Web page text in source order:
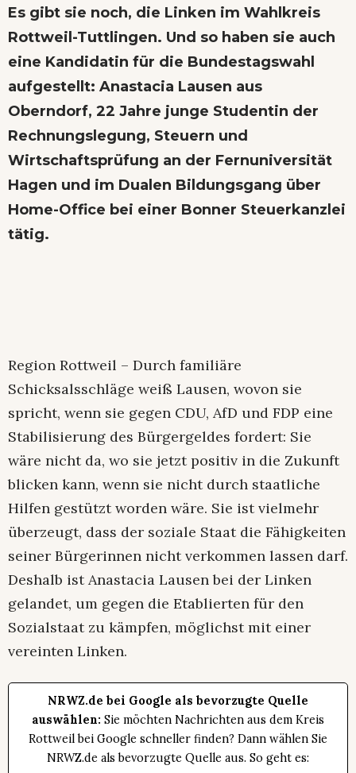
Es gibt sie noch, die Linken im Wahlkreis
Rottweil-Tuttlingen. Und so haben sie auch
eine Kandidatin für die Bundestagswahl
aufgestellt: Anastacia Lausen aus
Oberndorf, 22 Jahre junge Studentin der
Rechnungslegung, Steuern und
Wirtschaftsprüfung an der Fernuniversität
Hagen und im Dualen Bildungsgang über
Home-Office bei einer Bonner Steuerkanzlei
tätig.
Region Rottweil – Durch familiäre
Schicksalsschläge weiß Lausen, wovon sie
spricht, wenn sie gegen CDU, AfD und FDP eine
Stabilisierung des Bürgergeldes fordert: Sie
wäre nicht da, wo sie jetzt positiv in die Zukunft
blicken kann, wenn sie nicht durch staatliche
Hilfen gestützt worden wäre. Sie ist vielmehr
überzeugt, dass der soziale Staat die Fähigkeiten
seiner Bürgerinnen nicht verkommen lassen darf.
Deshalb ist Anastacia Lausen bei der Linken
gelandet, um gegen die Etablierten für den
Sozialstaat zu kämpfen, möglichst mit einer
vereinten Linken.
NRWZ.de bei Google als bevorzugte Quelle
auswählen: Sie möchten Nachrichten aus dem Kreis
Rottweil bei Google schneller finden? Dann wählen Sie
NRWZ.de als bevorzugte Quelle aus. So geht es: